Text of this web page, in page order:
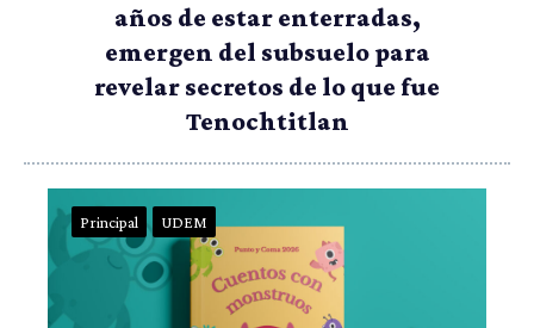
años de estar enterradas,
emergen del subsuelo para
revelar secretos de lo que fue
Tenochtitlan
Principal UDEM